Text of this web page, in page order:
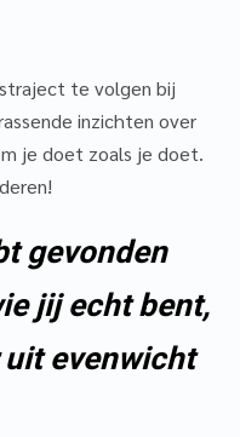
te volgen bij
inzichten over
je doet zoals je doet.
gevonden
jij echt bent,
evenwicht